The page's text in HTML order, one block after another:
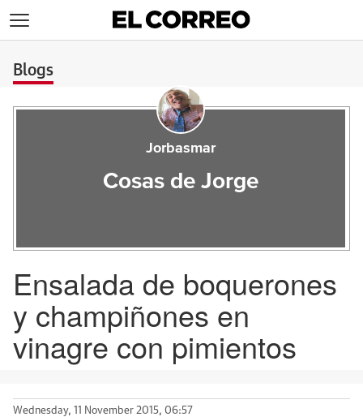
Blogs
Jorbasmar
Cosas de Jorge
Ensalada de boquerones
y champiñones en
vinagre con pimientos
Wednesday, 11 November 2015, 06:57